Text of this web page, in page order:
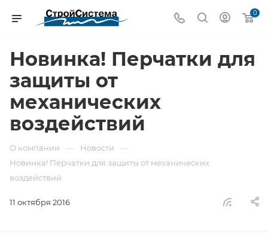
0
Новинка! Перчатки для
защиты от
механических
воздействий
О компании — Новости —
Новинка! Перчатки для защиты от механических
воздействий
11 октября 2016